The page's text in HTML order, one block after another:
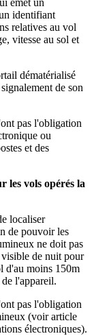
émet un
identifiant
relatives au vol
vitesse au sol et
dématérialisé
de son
pas l'obligation
ou
et des
les vols opérés la
localiser
de pouvoir les
ne doit pas
de nuit pour
d'au moins 150m
l'appareil.
pas l'obligation
(voir article
électroniques).